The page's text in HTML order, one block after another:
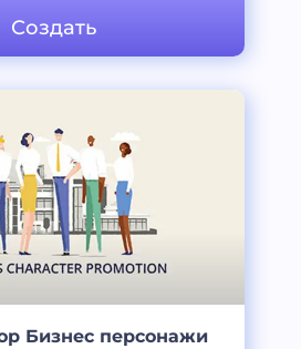
Создать
Бизнес персонажи